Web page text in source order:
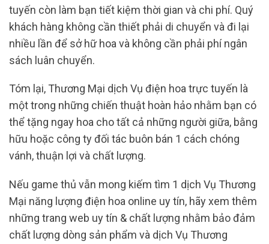
tuyến còn làm bạn tiết kiệm thời gian và chi phí. Quý
khách hàng không cần thiết phải di chuyển và đi lại
nhiều lần để sở hữ hoa và không cần phải phí ngân
sách luân chuyển.
Tóm lại, Thương Mại dịch Vụ điện hoa trực tuyến là
một trong những chiến thuật hoàn hảo nhằm bạn có
thể tặng ngay hoa cho tất cả những người giữa, bằng
hữu hoặc công ty đối tác buôn bán 1 cách chóng
vánh, thuận lợi và chất lượng.
Nếu game thủ vẫn mong kiếm tìm 1 dịch Vụ Thương
Mại năng lượng điện hoa online uy tín, hãy xem thêm
những trang web uy tín & chất lượng nhằm bảo đảm
chất lượng dòng sản phẩm và dịch Vụ Thương